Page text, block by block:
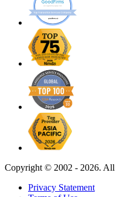
Copyright © 2002 - 2026. All
Privacy Statement